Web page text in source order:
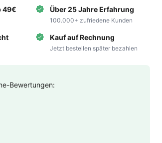
49€ Über 25 Jahre Erfahrung
100.000+ zufriedene Kunden
Kauf auf Rechnung
Jetzt bestellen später bezahlen
Bewertungen: